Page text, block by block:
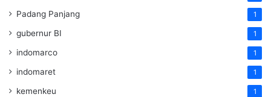
Padang Panjang 1
gubernur BI 1
indomarco 1
indomaret 1
kemenkeu 1